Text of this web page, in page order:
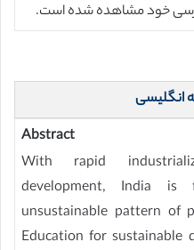
درسی خود مشاهده شده است.
انگلیسی
Abstract
With rapid
development, India is
unsustainable pattern of
Education for sustainable